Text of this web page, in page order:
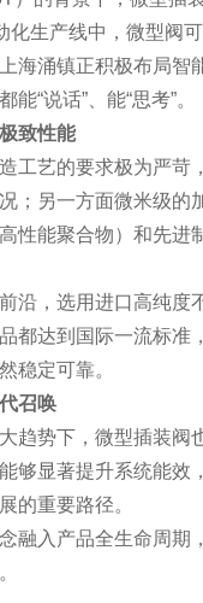
化生产线中，微型阀
海涌镇正积极布局
“说话”、能“思考”。
致性能
工艺的要求极为严苛
；另一方面微米级
性能聚合物）和先
沿，选用进口高纯
都达到国际一流标
稳定可靠。
召唤
趋势下，微型插装阀
够显著提升系统能
的重要路径。
融入产品全生命周